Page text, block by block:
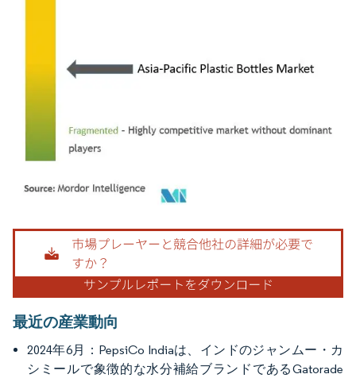
画像 © Mordor Intelligence。再利用にはCC BY 4.0の表示が必要です。
最近の産業動向
2024年6月：PepsiCo Indiaは、インドのジャンムー・カ
シミールで象徴的な水分補給ブランドであるGatorade